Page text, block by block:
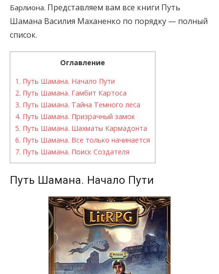
Барлиона. Представляем вам все книги Путь
Шамана Василия Маханенко по порядку — полный
список.
Оглавление
1. Путь Шамана. Начало Пути
2. Путь Шамана. Гамбит Картоса
3. Путь Шамана. Тайна Темного леса
4. Путь Шамана. Призрачный замок
5. Путь Шамана. Шахматы Кармадонта
6. Путь Шамана. Все только начинается
7. Путь Шамана. Поиск Создателя
Путь Шамана. Начало Пути